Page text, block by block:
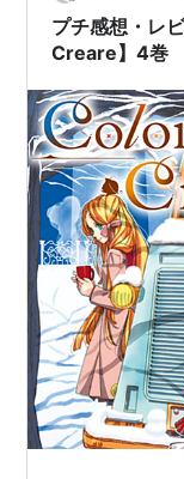
プチ感想・レ
Creare】4巻